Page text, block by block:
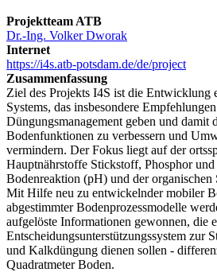
Projektteam ATB
Dr.-Ing. Volker Dworak
Internet
https://i4s.atb-potsdam.de/de/project
Zusammenfassung
Ziel des Projekts I4S ist die Entwicklung
Systems, das insbesondere
Düngungsmanagement geben und damit
Bodenfunktionen zu verbessern und
vermindern. Der Fokus liegt auf der
Hauptnährstoffe Stickstoff, Phosphor
Bodenreaktion (pH) und der organischen
Mit Hilfe neu zu entwickelnder mobiler
abgestimmter Bodenprozessmodelle
aufgelöste Informationen gewonnen, die
Entscheidungsunterstützungssystem zur
und Kalkdüngung dienen sollen -
Quadratmeter Boden.